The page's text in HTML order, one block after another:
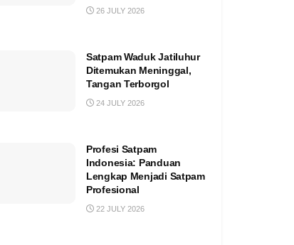
26 JULY 2026
Satpam Waduk Jatiluhur
Ditemukan Meninggal,
Tangan Terborgol
24 JULY 2026
Profesi Satpam
Indonesia: Panduan
Lengkap Menjadi Satpam
Profesional
22 JULY 2026